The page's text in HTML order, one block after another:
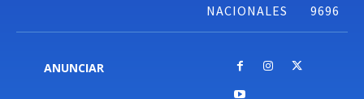
NACIONALES
9696
ANUNCIAR